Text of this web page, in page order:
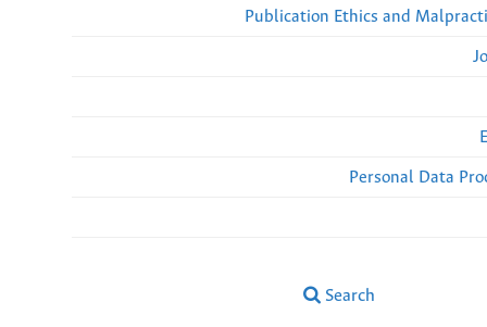
Publication Ethics and
Personal Data
Search